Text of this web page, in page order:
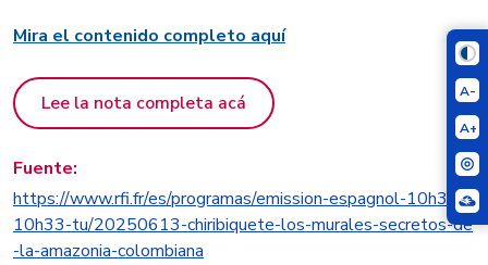
A-
A+
Mira el contenido completo aquí
Lee la nota completa acá
Fuente:
https://www.rfi.fr/es/programas/emission-espagnol-10h30-
10h33-tu/20250613-chiribiquete-los-murales-secretos-de
-la-amazonia-colombiana